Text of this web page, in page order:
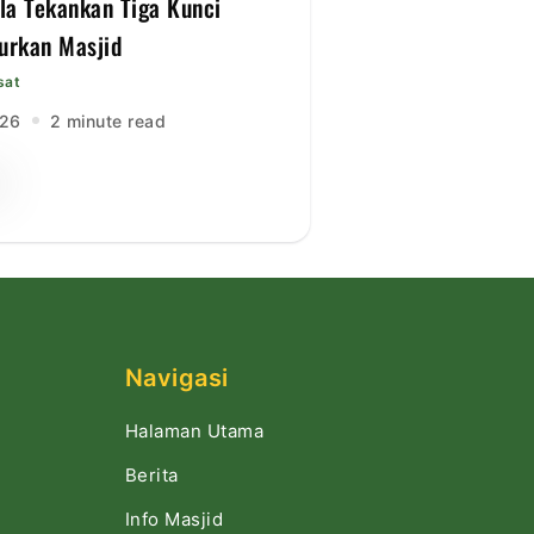
Masjid
2 minute read
Navigasi
Halaman Utama
Berita
Info Masjid